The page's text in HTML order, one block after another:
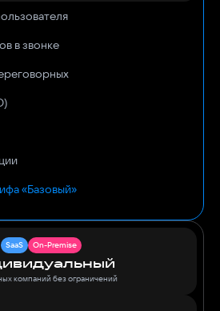
в звонке
«Базовый»
SaaS On-Premise
компаний без ограничений